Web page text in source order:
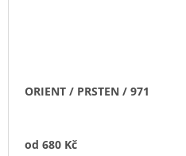
ORIENT / PRSTEN / 971
od 680 Kč